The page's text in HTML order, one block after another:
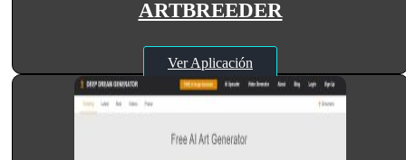
ARTBREEDER
Ver Aplicación